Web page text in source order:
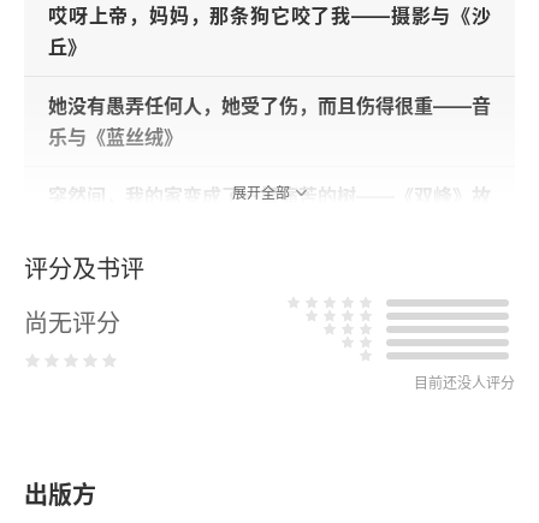
哎呀上帝，妈妈，那条狗它咬了我——摄影与《沙
丘》
她没有愚弄任何人，她受了伤，而且伤得很重——音
乐与《蓝丝绒》
突然间，我的家变成了一棵痛苦的树——《双峰》故
这是个广阔奇妙的伟大世界——《我心狂野》与怪异
透顶
展开全部
评分及书评
尚无评分
目前还没人评分
出版方